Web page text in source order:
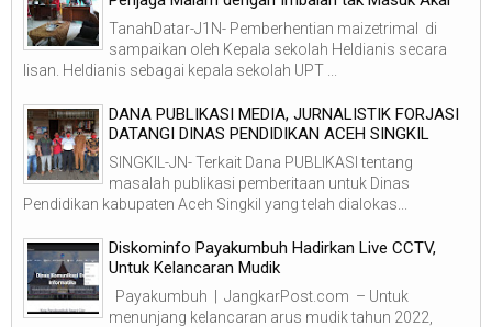
TanahDatar-J1N- Pemberhentian maizetrimal di
sampaikan oleh Kepala sekolah Heldianis secara
lisan. Heldianis sebagai kepala sekolah UPT ...
DANA PUBLIKASI MEDIA, JURNALISTIK FORJASI
DATANGI DINAS PENDIDIKAN ACEH SINGKIL
SINGKIL-JN- Terkait Dana PUBLIKASI tentang
masalah publikasi pemberitaan untuk Dinas
Pendidikan kabupaten Aceh Singkil yang telah dialokas...
Diskominfo Payakumbuh Hadirkan Live CCTV,
Untuk Kelancaran Mudik
Payakumbuh | JangkarPost.com – Untuk
menunjang kelancaran arus mudik tahun 2022,